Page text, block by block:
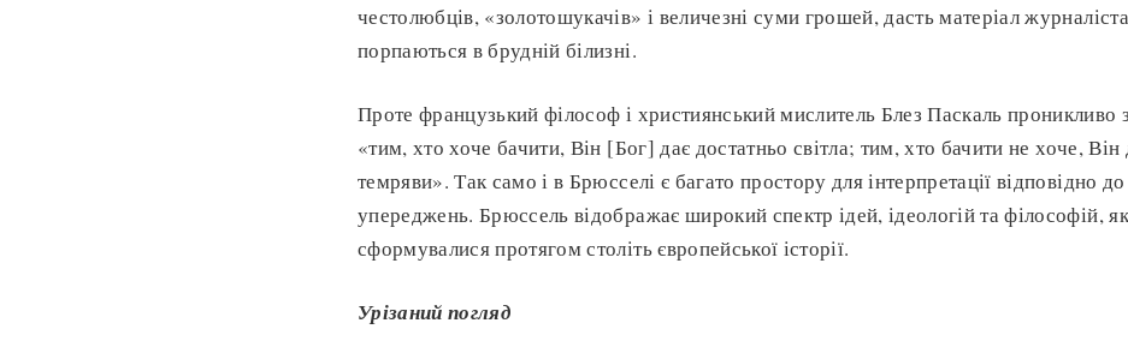
честолюбців, «золотошукачів» і величезні суми грошей, дасть матеріал
порпаються в брудній білизні.
Проте французький філософ і християнський мислитель Блез Паскаль проникливо
«тим, хто хоче бачити, Він [Бог] дає достатньо світла; тим, хто бачити не хоче, Він
темряви». Так само і в Брюсселі є багато простору для інтерпретації відповідно
упереджень. Брюссель відображає широкий спектр ідей, ідеологій та філософій,
сформувалися протягом століть європейської історії.
Урізаний погляд